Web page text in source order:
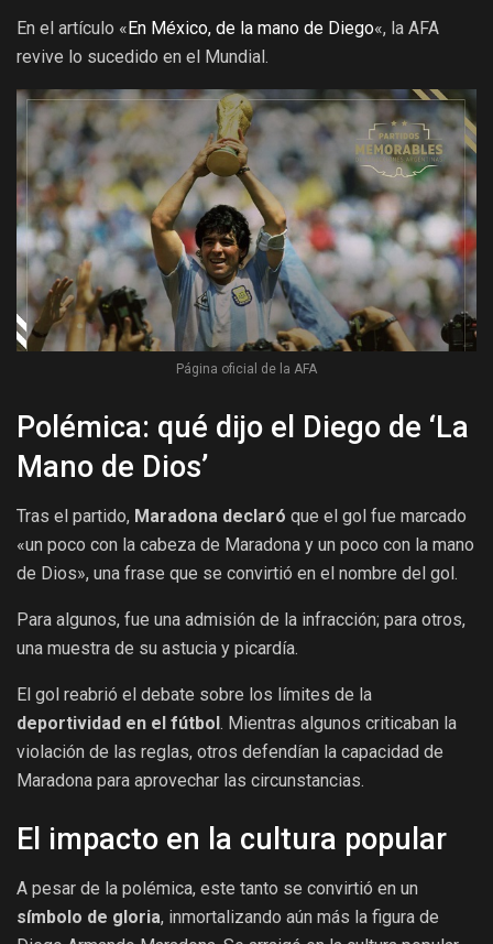
En el artículo «En México, de la mano de Diego«, la AFA
revive lo sucedido en el Mundial.
Página oficial de la AFA
Polémica: qué dijo el Diego de ‘La
Mano de Dios’
Tras el partido, Maradona declaró que el gol fue marcado
«un poco con la cabeza de Maradona y un poco con la mano
de Dios», una frase que se convirtió en el nombre del gol.
Para algunos, fue una admisión de la infracción; para otros,
una muestra de su astucia y picardía.
El gol reabrió el debate sobre los límites de la
deportividad en el fútbol. Mientras algunos criticaban la
violación de las reglas, otros defendían la capacidad de
Maradona para aprovechar las circunstancias.
El impacto en la cultura popular
A pesar de la polémica, este tanto se convirtió en un
símbolo de gloria, inmortalizando aún más la figura de